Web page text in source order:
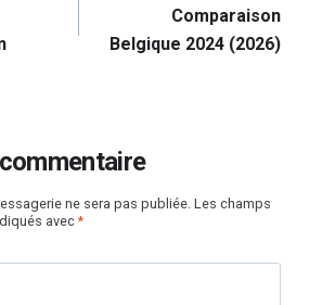
Comparaison
Belgique 2024 (2026)
ne sera pas publiée. Les champs
avec*